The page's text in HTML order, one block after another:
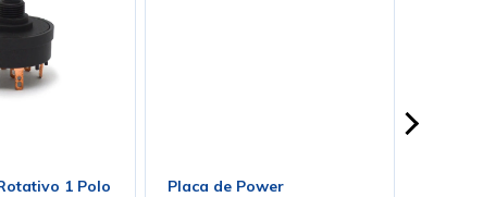
1 Polo
Placa de Power